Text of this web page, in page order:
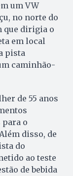
um VW
no norte do
que dirigia o
em local
pista
caminhão-
de 55 anos
o
disso, de
do
ao teste
de bebida